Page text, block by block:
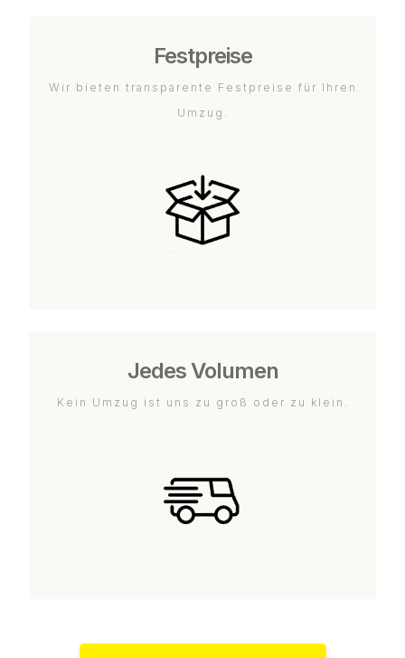
Festpreise
Wir bieten transparente Festpreise für Ihren
Umzug.
Jedes Volumen
Kein Umzug ist uns zu groß oder zu klein.